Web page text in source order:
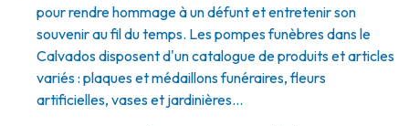
pour rendre hommage à un défunt et entretenir son
souvenir au fil du temps. Les pompes funèbres dans le
Calvados disposent d'un catalogue de produits et articles
variés : plaques et médaillons funéraires, fleurs
artificielles, vases et jardinières...